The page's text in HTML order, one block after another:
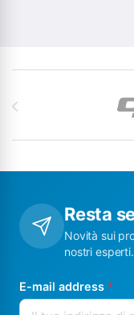
Resta
Novità sui
nostri esperti.
E-mail address *